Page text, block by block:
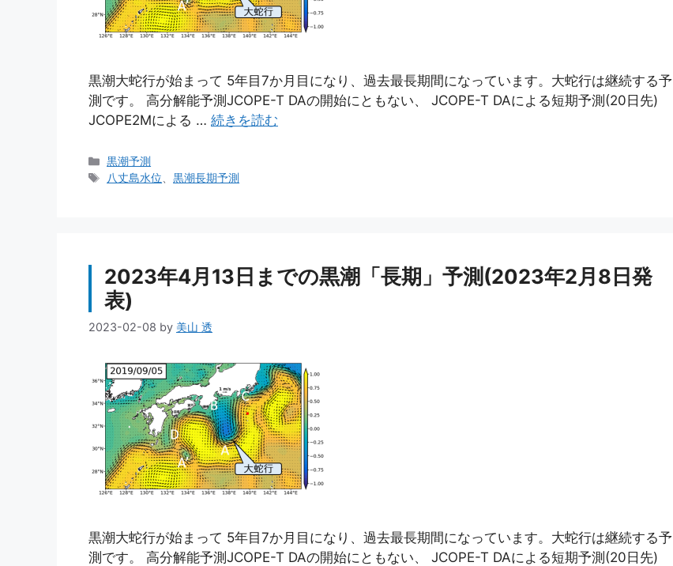
黒潮大蛇行が始まって 5年目7か月目になり、過去最長期間になっています。大蛇行は継続する予
測です。 高分解能予測JCOPE-T DAの開始にともない、 JCOPE-T DAによる短期予測(20日先)
JCOPE2Mによる … 続きを読む
カ
テ
黒潮予測
タ
八丈島水位、黒潮長期予測
2023年4月13日までの黒潮「長期」予測(2023年2月8日発
表)
2023-02-08 by 美山 透
黒潮大蛇行が始まって 5年目7か月目になり、過去最長期間になっています。大蛇行は継続する予
測です。 高分解能予測JCOPE-T DAの開始にともない、 JCOPE-T DAによる短期予測(20日先)